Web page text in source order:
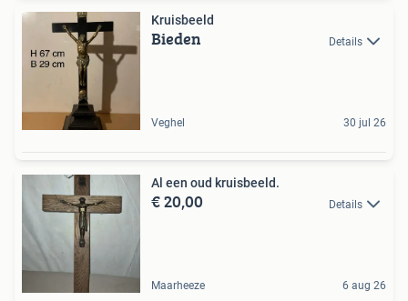
Kruisbeeld
Bieden Details
Veghel 30 jul 26
Al een oud kruisbeeld.
€ 20,00 Details
Maarheeze 6 aug 26